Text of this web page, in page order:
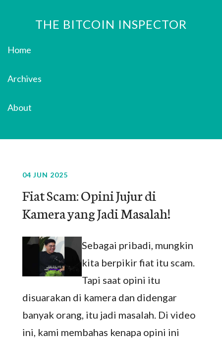
THE BITCOIN INSPECTOR
Home
Archives
About
04 JUN 2025
Fiat Scam: Opini Jujur di
Kamera yang Jadi Masalah!
Sebagai pribadi, mungkin
kita berpikir fiat itu scam.
Tapi saat opini itu
disuarakan di kamera dan didengar
banyak orang, itu jadi masalah. Di video
ini, kami membahas kenapa opini ini